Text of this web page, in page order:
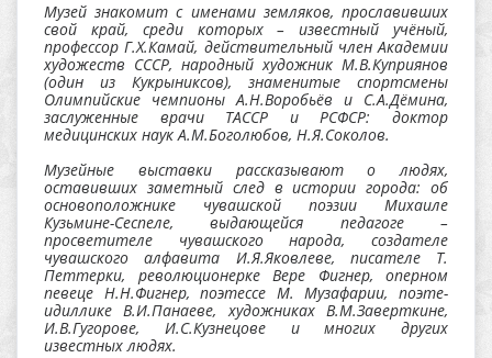
Музей знакомит с именами земляков, прославивших
свой край, среди которых – известный учёный,
профессор Г.Х.Камай, действительный член Академии
художеств СССР, народный художник М.В.Куприянов
(один из Кукрыниксов), знаменитые спортсмены
Олимпийские чемпионы А.Н.Воробьёв и С.А.Дёмина,
заслуженные врачи ТАССР и РСФСР: доктор
медицинских наук А.М.Боголюбов, Н.Я.Соколов.
Музейные выставки рассказывают о людях,
оставивших заметный след в истории города: об
основоположнике чувашской поэзии Михаиле
Кузьмине-Сеспеле, выдающейся педагоге –
просветителе чувашского народа, создателе
чувашского алфавита И.Я.Яковлеве, писателе Т.
Петтерки, революционерке Вере Фигнер, оперном
певеце Н.Н.Фигнер, поэтессе М. Музафарии, поэте-
идиллике В.И.Панаеве, художниках В.М.Заверткине,
И.В.Гугорове, И.С.Кузнецове и многих других
известных людях.